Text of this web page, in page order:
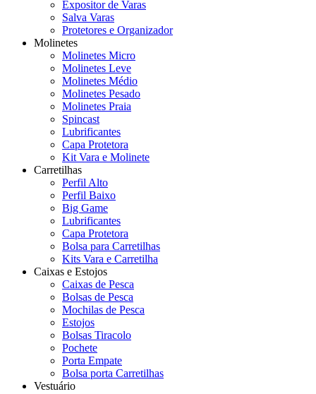
Expositor de Varas
Salva Varas
Protetores e Organizador
Molinetes
Molinetes Micro
Molinetes Leve
Molinetes Médio
Molinetes Pesado
Molinetes Praia
Spincast
Lubrificantes
Capa Protetora
Kit Vara e Molinete
Carretilhas
Perfil Alto
Perfil Baixo
Big Game
Lubrificantes
Capa Protetora
Bolsa para Carretilhas
Kits Vara e Carretilha
Caixas e Estojos
Caixas de Pesca
Bolsas de Pesca
Mochilas de Pesca
Estojos
Bolsas Tiracolo
Pochete
Porta Empate
Bolsa porta Carretilhas
Vestuário